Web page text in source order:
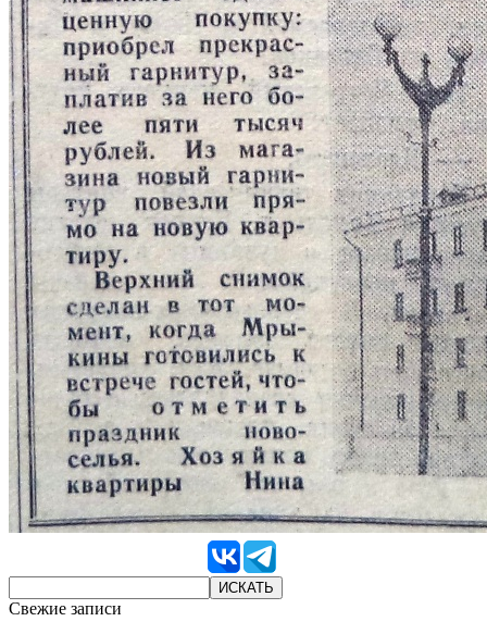
Свежие записи